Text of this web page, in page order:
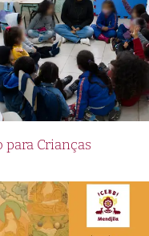
para Crianças